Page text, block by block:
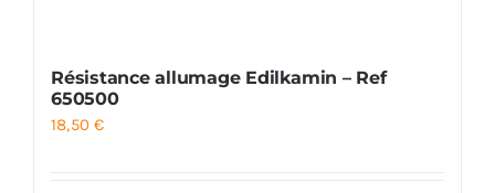
Résistance allumage Edilkamin – Ref
650500
18,50€